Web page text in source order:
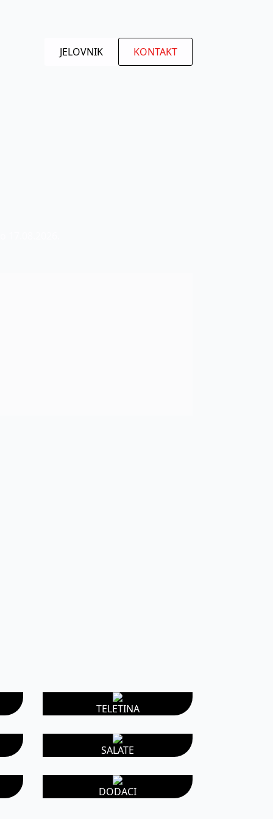
JELOVNIK KONTAKT
TELETINA
SALATE
DODACI